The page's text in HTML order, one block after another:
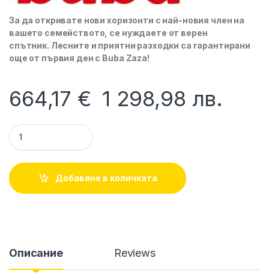
За да откривате нови хоризонти с най-новия член на
вашето семейството, се нуждаете от верен
спътник. Лесните и приятни разходки са гарантирани
още от първия ден с Buba Zaza!
664,17 € 1 298,98 лв.
Бебешка количка Zaza 3в1 334 Blue Jeans BUBA quantity
Добавяне в количката
Описание Reviews